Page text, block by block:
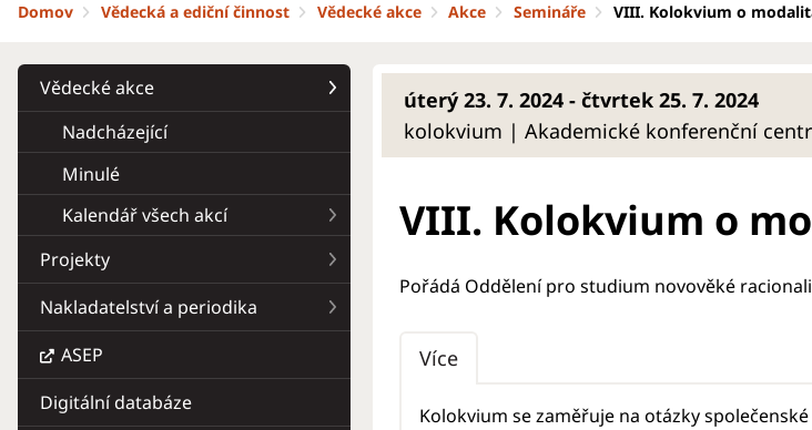
Domov Vědecká a ediční činnost Vědecké akce Akce Semináře VIII. Kolokvium o
Vědecké akce
Nadcházející
Minulé
Kalendář všech akcí
Projekty
Nakladatelství a periodika
ASEP
Digitální databáze
úterý 23. 7. 2024 - čtvrtek 25. 7. 2024
kolokvium | Akademické konferenční
VIII. Kolokvium o
Pořádá Oddělení pro studium novověké
Více
Kolokvium se zaměřuje na otázky